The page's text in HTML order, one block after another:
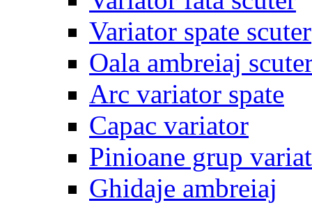
Variator spate scuter
Oala ambreiaj
Arc variator spate
Capac variator
Pinioane grup
Ghidaje ambreiaj